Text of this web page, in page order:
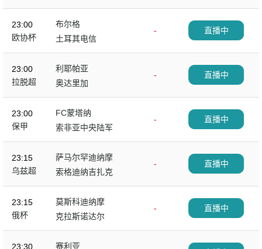
23:00
欧协杯
布尔格
-
土耳其电信
直播中
23:00
拉脱超
利耶帕亚
-
奥达里加
直播中
23:00
保甲
FC蒙塔纳
-
索非亚中央陆军
直播中
23:15
乌兹超
萨马尔罕迪纳摩
-
索格迪纳吉扎克
直播中
23:15
俄杯
莫斯科迪纳摩
-
克拉斯诺达尔
直播中
23:30
赛利亚